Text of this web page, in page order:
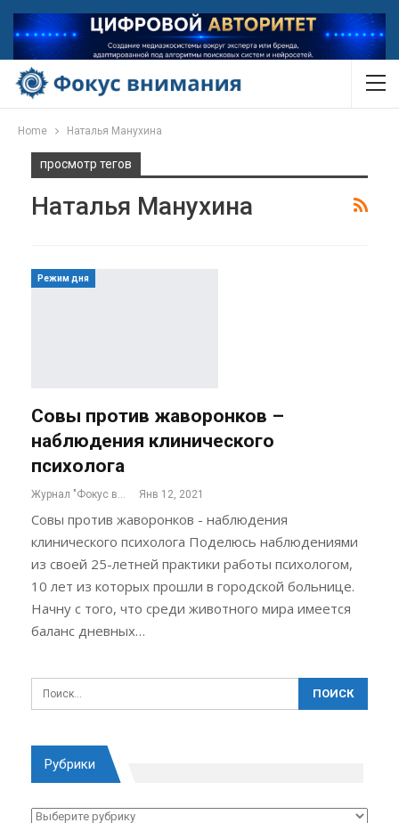
Home Наталья Манухина
просмотр тегов
Наталья Манухина
Режим дня
Совы против жаворонков –
наблюдения клинического
психолога
Журнал "Фокус внимания" Янв 12, 2021
Совы против жаворонков - наблюдения
клинического психолога Поделюсь наблюдениями
из своей 25-летней практики работы психологом,
10 лет из которых прошли в городской больнице.
Начну с того, что среди животного мира имеется
баланс дневных…
Рубрики
Рубрики